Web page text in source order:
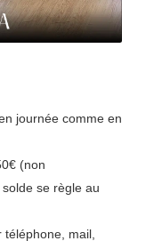
journée comme en
(non
se règle au
téléphone, mail,